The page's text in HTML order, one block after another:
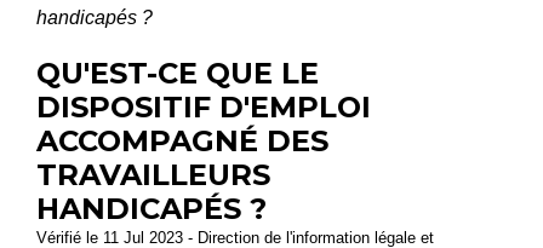
handicapés ?
QU'EST-CE QUE LE
DISPOSITIF D'EMPLOI
ACCOMPAGNÉ DES
TRAVAILLEURS
HANDICAPÉS ?
Vérifié le 11 Jul 2023 - Direction de l'information légale et